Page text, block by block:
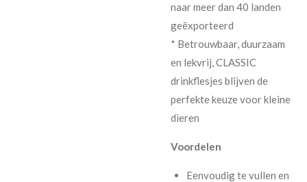
naar meer dan 40 landen
geëxporteerd
* Betrouwbaar, duurzaam
en lekvrij, CLASSIC
drinkflesjes blijven de
perfekte keuze voor kleine
dieren
Voordelen
Eenvoudig te vullen en